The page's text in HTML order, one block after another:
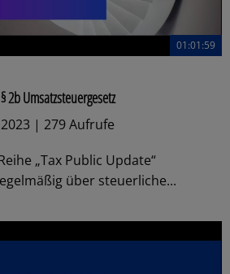
01:01:59
2b Umsatzsteuergesetz
| 279 Aufrufe
„Tax Public Update“
über steuerliche...